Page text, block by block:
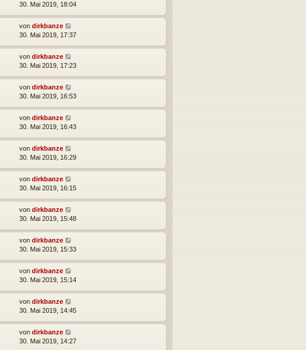
30. Mai 2019, 18:04
von dirkbanze
30. Mai 2019, 17:37
von dirkbanze
30. Mai 2019, 17:23
von dirkbanze
30. Mai 2019, 16:53
von dirkbanze
30. Mai 2019, 16:43
von dirkbanze
30. Mai 2019, 16:29
von dirkbanze
30. Mai 2019, 16:15
von dirkbanze
30. Mai 2019, 15:48
von dirkbanze
30. Mai 2019, 15:33
von dirkbanze
30. Mai 2019, 15:14
von dirkbanze
30. Mai 2019, 14:45
von dirkbanze
30. Mai 2019, 14:27